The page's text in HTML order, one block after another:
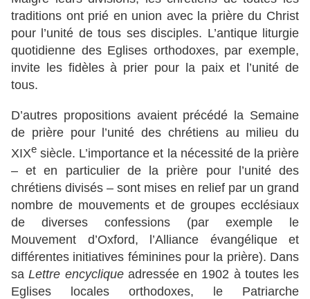
traditions ont prié en union avec la prière du Christ
pour l’unité de tous ses disciples. L’antique liturgie
quotidienne des Eglises orthodoxes, par exemple,
invite les fidèles à prier pour la paix et l’unité de
tous.
D’autres propositions avaient précédé la Semaine
de prière pour l’unité des chrétiens au milieu du
XIXe siècle. L’importance et la nécessité de la prière
– et en particulier de la prière pour l’unité des
chrétiens divisés – sont mises en relief par un grand
nombre de mouvements et de groupes ecclésiaux
de diverses confessions (par exemple le
Mouvement d’Oxford, l’Alliance évangélique et
différentes initiatives féminines pour la prière). Dans
saLettre encycliqueadressée en 1902 à toutes les
Eglises locales orthodoxes, le Patriarche